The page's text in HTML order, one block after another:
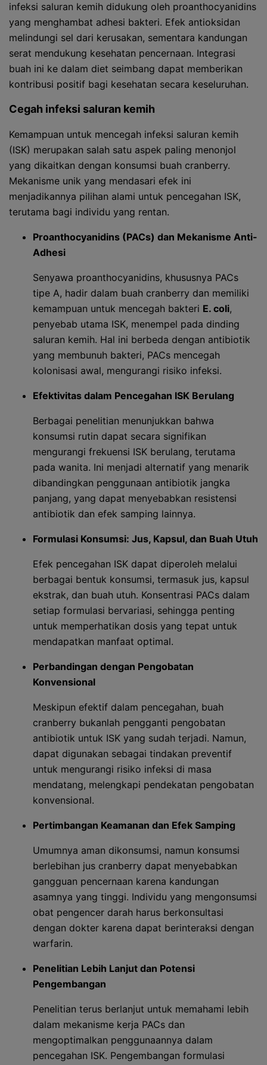
infeksi saluran kemih didukung oleh proanthocyanidins
yang menghambat adhesi bakteri. Efek antioksidan
melindungi sel dari kerusakan, sementara kandungan
serat mendukung kesehatan pencernaan. Integrasi
buah ini ke dalam diet seimbang dapat memberikan
kontribusi positif bagi kesehatan secara keseluruhan.
Cegah infeksi saluran kemih
Kemampuan untuk mencegah infeksi saluran kemih
(ISK) merupakan salah satu aspek paling menonjol
yang dikaitkan dengan konsumsi buah cranberry.
Mekanisme unik yang mendasari efek ini
menjadikannya pilihan alami untuk pencegahan ISK,
terutama bagi individu yang rentan.
Proanthocyanidins (PACs) dan Mekanisme Anti-
Adhesi
Senyawa proanthocyanidins, khususnya PACs
tipe A, hadir dalam buah cranberry dan memiliki
kemampuan untuk mencegah bakteri E. coli,
penyebab utama ISK, menempel pada dinding
saluran kemih. Hal ini berbeda dengan antibiotik
yang membunuh bakteri, PACs mencegah
kolonisasi awal, mengurangi risiko infeksi.
Efektivitas dalam Pencegahan ISK Berulang
Berbagai penelitian menunjukkan bahwa
konsumsi rutin dapat secara signifikan
mengurangi frekuensi ISK berulang, terutama
pada wanita. Ini menjadi alternatif yang menarik
dibandingkan penggunaan antibiotik jangka
panjang, yang dapat menyebabkan resistensi
antibiotik dan efek samping lainnya.
Formulasi Konsumsi: Jus, Kapsul, dan Buah Utuh
Efek pencegahan ISK dapat diperoleh melalui
berbagai bentuk konsumsi, termasuk jus, kapsul
ekstrak, dan buah utuh. Konsentrasi PACs dalam
setiap formulasi bervariasi, sehingga penting
untuk memperhatikan dosis yang tepat untuk
mendapatkan manfaat optimal.
Perbandingan dengan Pengobatan
Konvensional
Meskipun efektif dalam pencegahan, buah
cranberry bukanlah pengganti pengobatan
antibiotik untuk ISK yang sudah terjadi. Namun,
dapat digunakan sebagai tindakan preventif
untuk mengurangi risiko infeksi di masa
mendatang, melengkapi pendekatan pengobatan
konvensional.
Pertimbangan Keamanan dan Efek Samping
Umumnya aman dikonsumsi, namun konsumsi
berlebihan jus cranberry dapat menyebabkan
gangguan pencernaan karena kandungan
asamnya yang tinggi. Individu yang mengonsumsi
obat pengencer darah harus berkonsultasi
dengan dokter karena dapat berinteraksi dengan
warfarin.
Penelitian Lebih Lanjut dan Potensi
Pengembangan
Penelitian terus berlanjut untuk memahami lebih
dalam mekanisme kerja PACs dan
mengoptimalkan penggunaannya dalam
pencegahan ISK. Pengembangan formulasi